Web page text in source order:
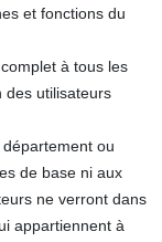
et fonctions du
à tous les
des utilisateurs
ou
de base ni aux
ne verront dans
appartiennent à